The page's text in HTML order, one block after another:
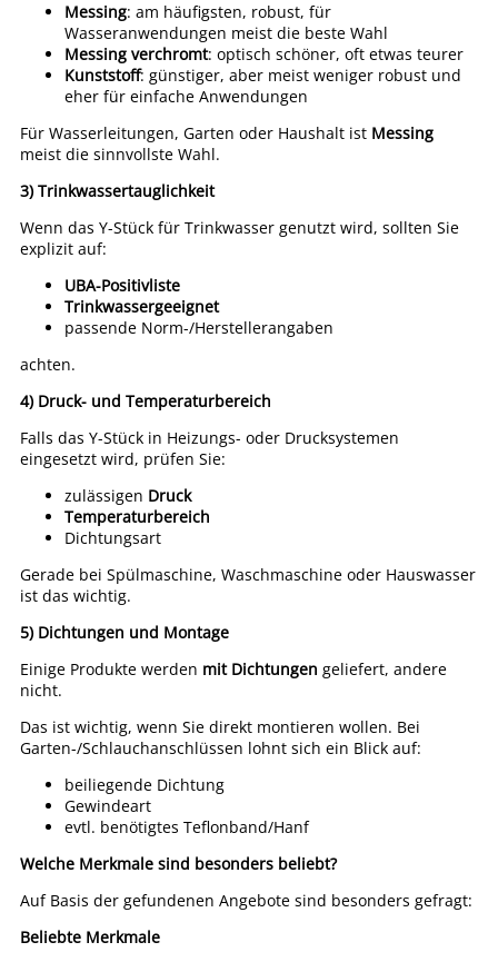
Messing: am häufigsten, robust, für
Wasseranwendungen meist die beste Wahl
Messing verchromt: optisch schöner, oft etwas teurer
Kunststoff: günstiger, aber meist weniger robust und
eher für einfache Anwendungen
Für Wasserleitungen, Garten oder Haushalt ist Messing
meist die sinnvollste Wahl.
3) Trinkwassertauglichkeit
Wenn das Y-Stück für Trinkwasser genutzt wird, sollten Sie
explizit auf:
UBA-Positivliste
Trinkwassergeeignet
passende Norm-/Herstellerangaben
achten.
4) Druck- und Temperaturbereich
Falls das Y-Stück in Heizungs- oder Drucksystemen
eingesetzt wird, prüfen Sie:
zulässigen Druck
Temperaturbereich
Dichtungsart
Gerade bei Spülmaschine, Waschmaschine oder Hauswasser
ist das wichtig.
5) Dichtungen und Montage
Einige Produkte werden mit Dichtungen geliefert, andere
nicht.
Das ist wichtig, wenn Sie direkt montieren wollen. Bei
Garten-/Schlauchanschlüssen lohnt sich ein Blick auf:
beiliegende Dichtung
Gewindeart
evtl. benötigtes Teflonband/Hanf
Welche Merkmale sind besonders beliebt?
Auf Basis der gefundenen Angebote sind besonders gefragt:
Beliebte Merkmale